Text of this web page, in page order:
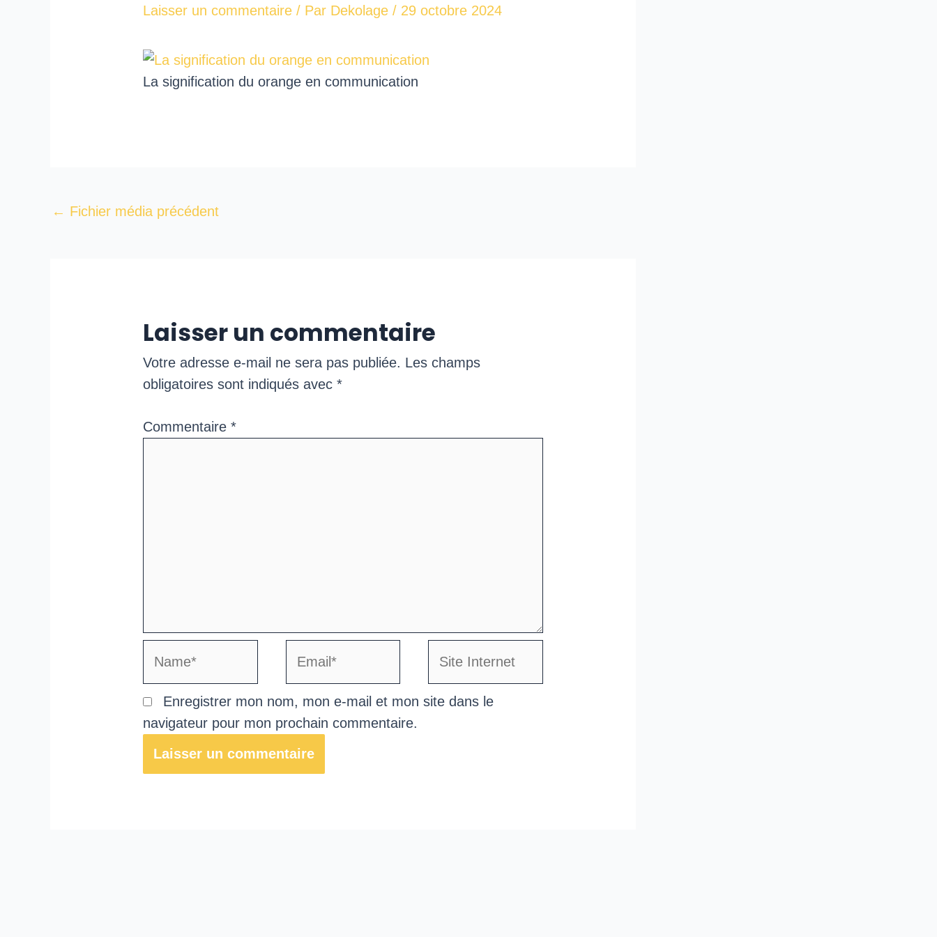
Laisser un commentaire / Par Dekolage/ 29 octobre 2024
La signification du orange en communication
← Fichier média précédent
Laisser un commentaire
Votre adresse e-mail ne sera pas publiée. Les champs
obligatoires sont indiqués avec*
Commentaire*
Internet
Enregistrer mon nom, mon e-mail et mon site dans le
navigateur pour mon prochain commentaire.